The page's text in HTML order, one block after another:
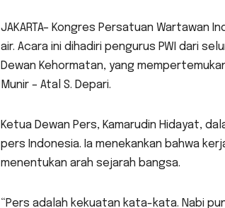
JAKARTA– Kongres Persatuan Wartawan
air. Acara ini dihadiri pengurus PWI dari
Dewan Kehormatan, yang
Munir – Atal S. Depari.
Ketua Dewan Pers, Kamarudin Hidayat,
pers Indonesia. Ia menekankan bahwa
menentukan arah sejarah bangsa.
“Pers adalah kekuatan kata-kata. Nabi